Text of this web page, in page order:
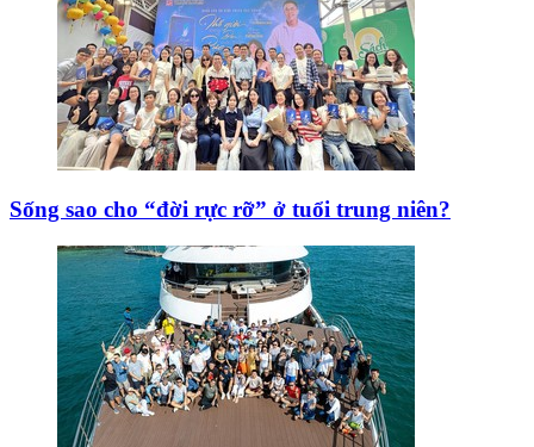
Sống sao cho “đời rực rỡ” ở tuổi trung niên?